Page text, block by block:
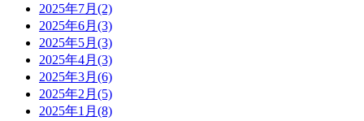
2025年7月(2)
2025年6月(3)
2025年5月(3)
2025年4月(3)
2025年3月(6)
2025年2月(5)
2025年1月(8)